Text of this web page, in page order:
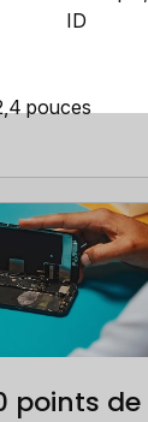
ID
pouces
points